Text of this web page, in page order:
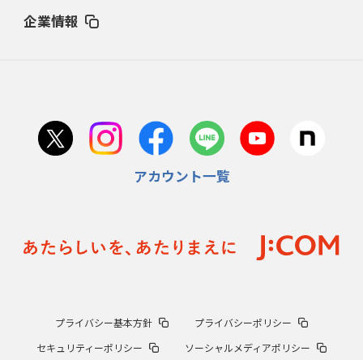
企業情報
アカウント一覧
プライバシー基本方針
プライバシーポリシー
セキュリティーポリシー
ソーシャルメディアポリシー